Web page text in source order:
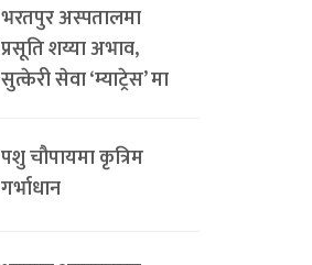
भरतपुर अस्पतालमा
प्रसूति शय्या अभाव,
सुत्केरी सेवा ‘म्याट्रेस’ मा
पशु चौपायमा कृत्रिम
गर्भाधान